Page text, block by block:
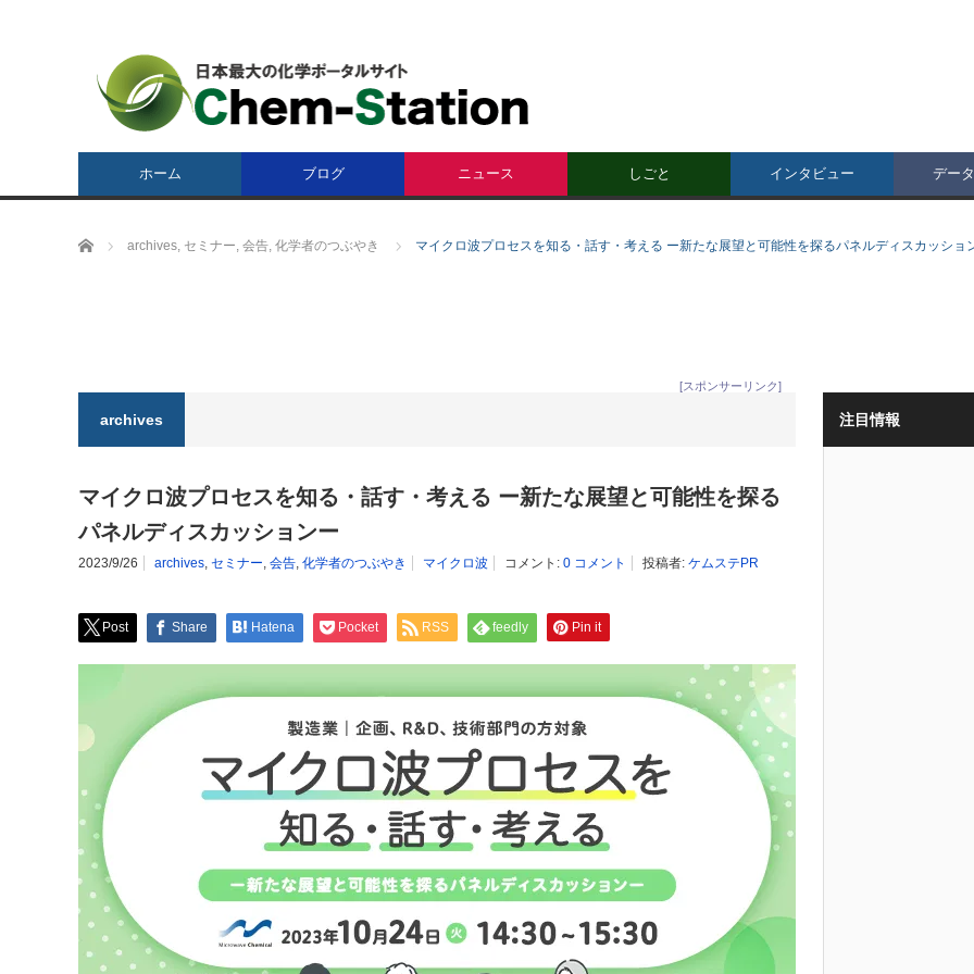
ホーム ブログ ニュース しごと インタビュー デー
ホーム archives, セミナー, 会告, 化学者のつぶやき マイクロ波プロセスを知る・話す・考える ー新たな展望と可能性を探るパネルディスカッショ
[スポンサーリンク]
archives
マイクロ波プロセスを知る・話す・考える ー新たな展望と可能性を探る
パネルディスカッションー
2023/9/26 archives, セミナー, 会告, 化学者のつぶやき マイクロ波 コメント: 0 コメント 投稿者: ケムステPR
Post Share Hatena Pocket RSS feedly Pin it
注目情報